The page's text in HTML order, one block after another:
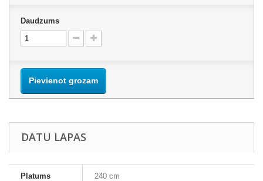
Daudzums
Pievienot grozam
DATU LAPAS
Platums 240 cm